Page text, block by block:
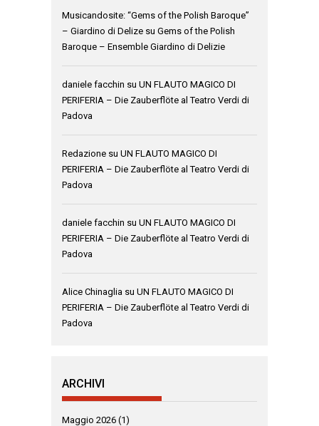
Musicandosite: “Gems of the Polish Baroque”
– Giardino di Delize su Gems of the Polish
Baroque – Ensemble Giardino di Delizie
daniele facchin su UN FLAUTO MAGICO DI
PERIFERIA – Die Zauberflöte al Teatro Verdi di
Padova
Redazione su UN FLAUTO MAGICO DI
PERIFERIA – Die Zauberflöte al Teatro Verdi di
Padova
daniele facchin su UN FLAUTO MAGICO DI
PERIFERIA – Die Zauberflöte al Teatro Verdi di
Padova
Alice Chinaglia su UN FLAUTO MAGICO DI
PERIFERIA – Die Zauberflöte al Teatro Verdi di
Padova
ARCHIVI
Maggio 2026 (1)